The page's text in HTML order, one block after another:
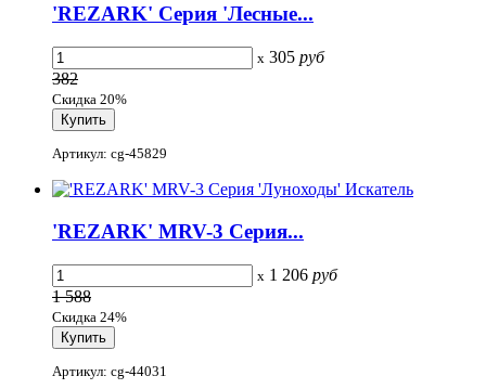
'REZARK' Серия 'Лесные...
x 305 руб
382
Скидка 20%
Артикул: cg-45829
'REZARK' MRV-3 Серия...
x 1 206 руб
1 588
Скидка 24%
Артикул: cg-44031